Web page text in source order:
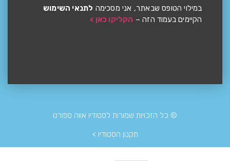
במילוי הטופס שבאתר, אני מסכימה לתנאי השימוש
הקיימים בעמוד הזה – הקליקו כאן >
© כל הזכויות שמורות לסטודיו אווה ספורט
תקנון הסטודיו >